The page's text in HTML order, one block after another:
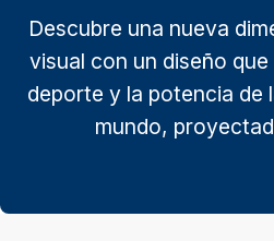
Descubre una nueva
visual con un diseño
deporte y la potencia de
mundo,